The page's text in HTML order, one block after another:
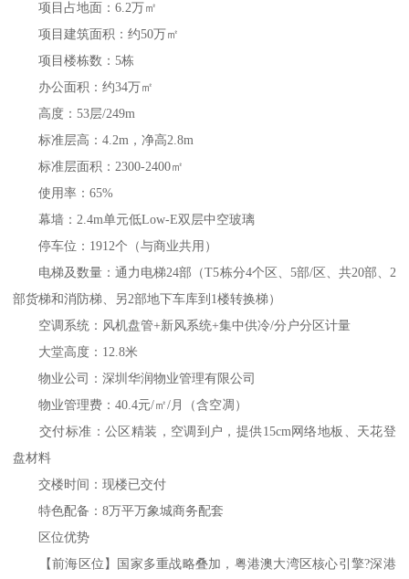
项目占地面：6.2万㎡
项目建筑面积：约50万㎡
项目楼栋数：5栋
办公面积：约34万㎡
高度：53层/249m
标准层高：4.2m，净高2.8m
标准层面积：2300-2400㎡
使用率：65%
幕墙：2.4m单元低Low-E双层中空玻璃
停车位：1912个（与商业共用）
电梯及数量：通力电梯24部（T5栋分4个区、5部/区、共20部、2
部货梯和消防梯、另2部地下车库到1楼转换梯）
空调系统：风机盘管+新风系统+集中供冷/分户分区计量
大堂高度：12.8米
物业公司：深圳华润物业管理有限公司
物业管理费：40.4元/㎡/月（含空凋）
交付标准：公区精装，空调到户，提供15cm网络地板、天花登
盘材料
交楼时间：现楼已交付
特色配备：8万平万象城商务配套
区位优势
【前海区位】国家多重战略叠加，粤港澳大湾区核心引擎?深港